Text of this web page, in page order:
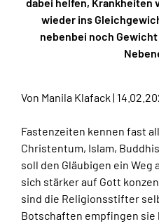
wieder ins
nebenbei noch
Von Manila Klafack |
Fastenzeiten kennen fast
Christentum, Islam,
soll den Gläubigen ein
sich stärker auf Gott
sind die Religionsstifter
Botschaften empfingen